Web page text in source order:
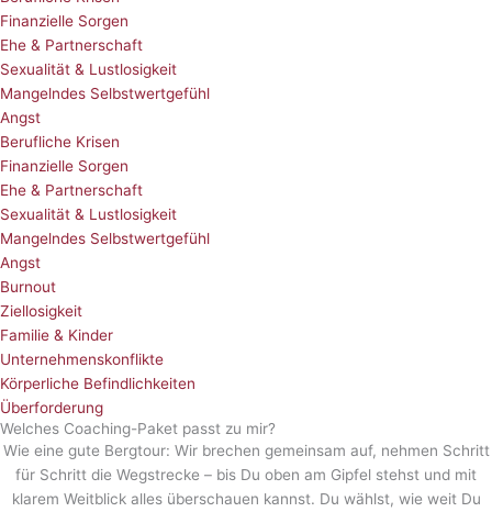
Finanzielle Sorgen
Ehe & Partnerschaft
Sexualität & Lustlosigkeit
Mangelndes Selbstwertgefühl
Angst
Berufliche Krisen
Finanzielle Sorgen
Ehe & Partnerschaft
Sexualität & Lustlosigkeit
Mangelndes Selbstwertgefühl
Angst
Burnout
Ziellosigkeit
Familie & Kinder
Unternehmenskonflikte
Körperliche Befindlichkeiten
Überforderung
Welches Coaching-Paket passt zu mir?
Wie eine gute Bergtour: Wir brechen gemeinsam auf, nehmen Schritt
für Schritt die Wegstrecke – bis Du oben am Gipfel stehst und mit
klarem Weitblick alles überschauen kannst. Du wählst, wie weit Du